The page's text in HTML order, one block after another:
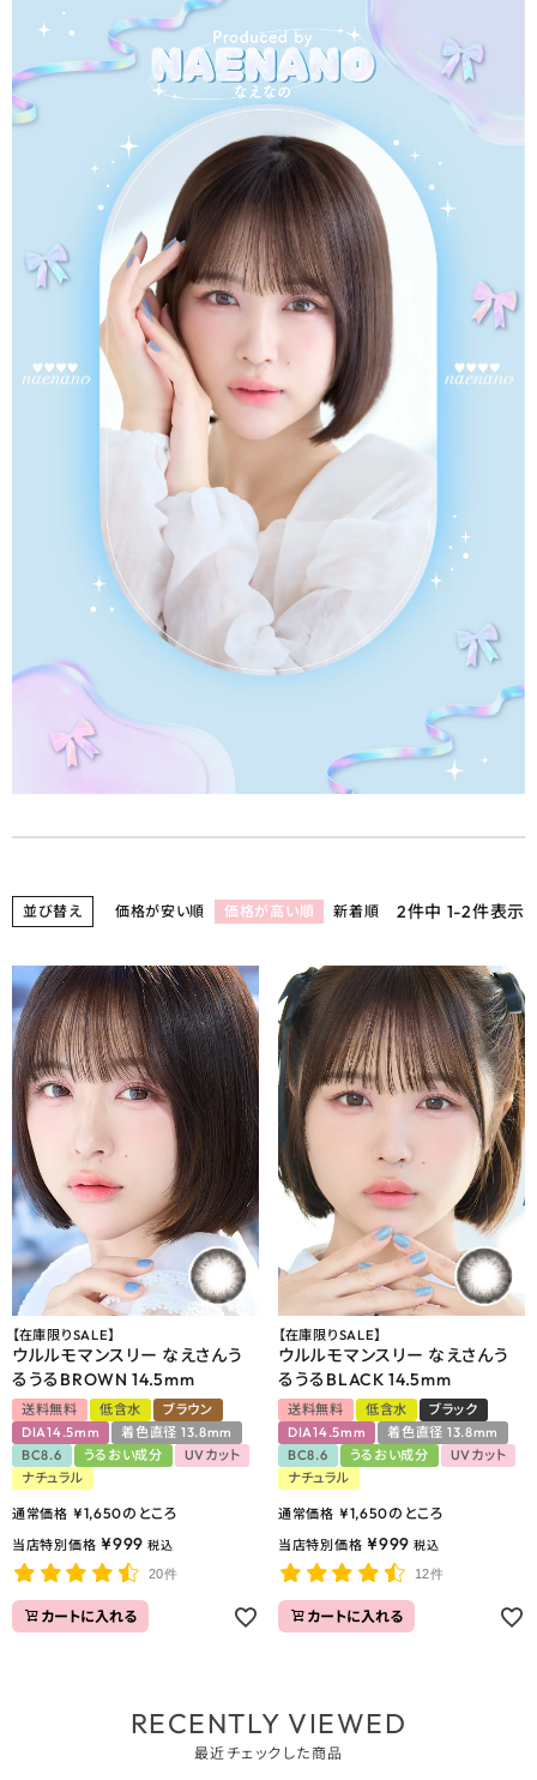
並び替え 価格が安い順 価格が高い順 新着順 2件中 1-2件表示
【在庫限りSALE】
ウルルモマンスリー なえさんう
るうるBROWN 14.5mm
送料無料 低含水
ブラウン
DIA14.5mm
着色直径 13.8mm
BC8.6
うるおい成分
UVカット
ナチュラル
通常価格 ¥1,650のところ
当店特別価格 ¥999 税込
20件
カートに入れる
【在庫限りSALE】
ウルルモマンスリー なえさんう
るうるBLACK 14.5mm
送料無料 低含水
ブラック
DIA14.5mm
着色直径 13.8mm
BC8.6
うるおい成分
UVカット
ナチュラル
通常価格 ¥1,650のところ
当店特別価格 ¥999 税込
12件
カートに入れる
RECENTLY VIEWED
最近チェックした商品